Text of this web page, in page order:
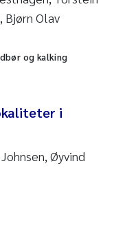
Bjørn Olav
og kalking
i
Øyvind